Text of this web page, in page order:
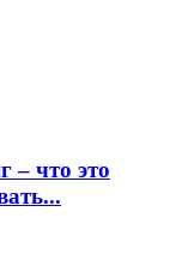
– что это